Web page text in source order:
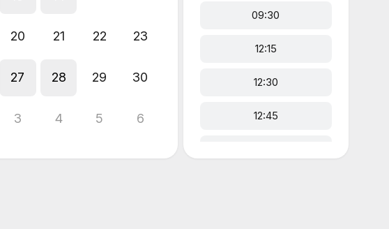
20 21 22 23
27 28 29 30
3 4 5 6
09:30
12:15
12:30
12:45